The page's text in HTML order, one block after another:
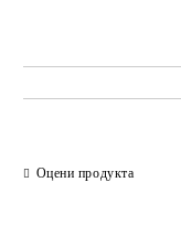
Оцени продукта